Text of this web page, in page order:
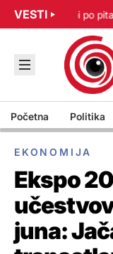
VESTI
Nisam u žurbi po
Početna Politika
EKONOMIJA
Ekspo
juna: